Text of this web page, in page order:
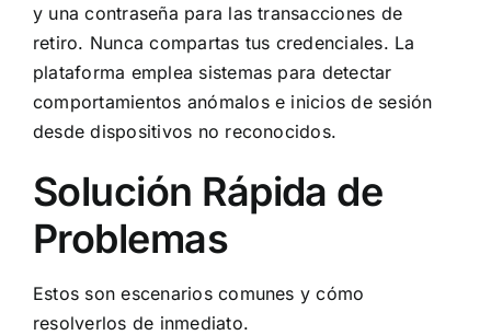
y una contraseña para las transacciones de
retiro. Nunca compartas tus credenciales. La
plataforma emplea sistemas para detectar
comportamientos anómalos e inicios de sesión
desde dispositivos no reconocidos.
Solución Rápida de
Problemas
Estos son escenarios comunes y cómo
resolverlos de inmediato.